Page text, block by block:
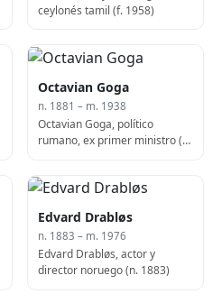
ceylonés tamil (f. 1958)
Octavian Goga
n. 1881 – m. 1938
Octavian Goga, político
rumano, ex primer ministro (n.
Edvard Drabløs
n. 1883 – m. 1976
Edvard Drabløs, actor y
director noruego (n. 1883)